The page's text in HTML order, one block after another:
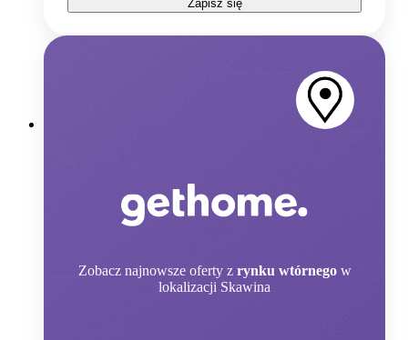
Zapisz się
Zobacz najnowsze oferty z rynku wtórnego w
lokalizacji Skawina